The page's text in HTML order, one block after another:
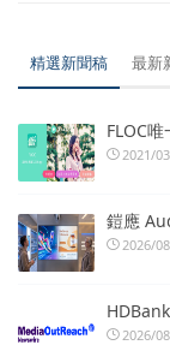
精選新聞稿 最新
FLOC
2021/
鎧應
2026/
2026/